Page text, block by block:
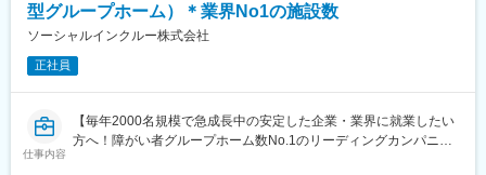
■組織体制・仕事の魅力
全国32拠点すべて直営、施術師約550名在籍。ALSOKグループの
■教育・就業環境
入社後研修、OJT、プリセプター制度あり。原則転勤なし、月9休
型グループホーム）＊業界No1の施設数
ソーシャルインクルー株式会社
正社員
仕事内容
【毎年2000名規模で急成長中の安定した企業・業界に就業したい
方へ！障がい者グループホーム数No.1のリーディングカンパニー